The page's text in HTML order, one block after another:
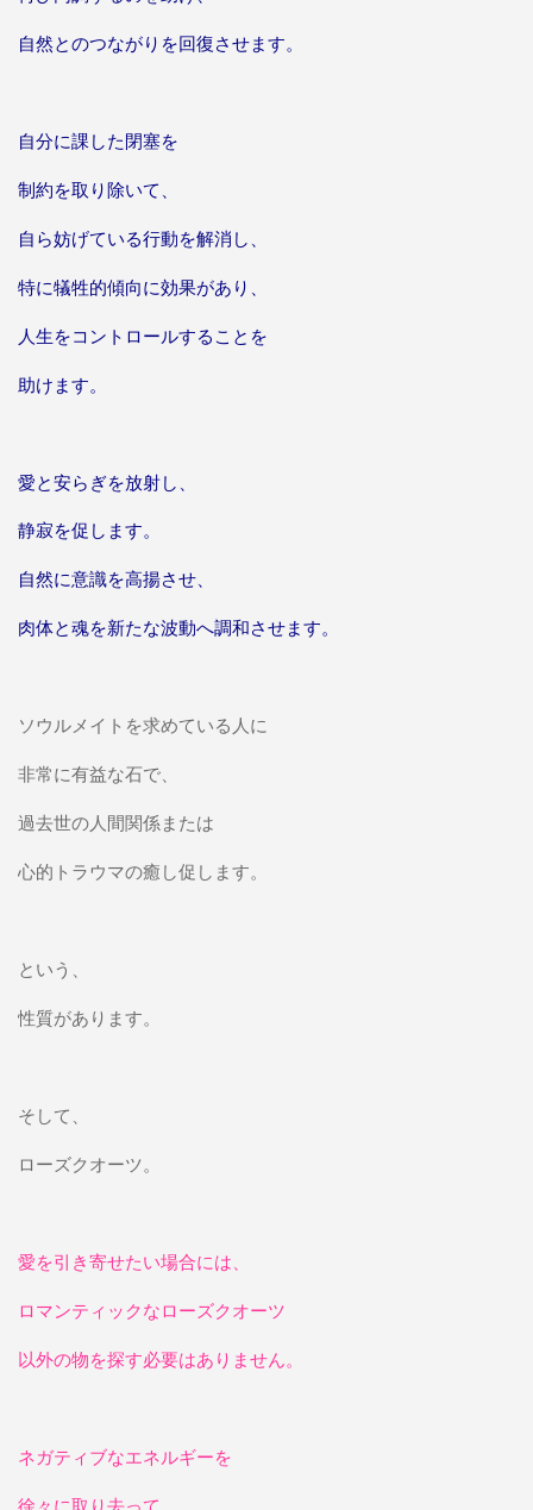
自然とのつながりを回復させます。
自分に課した閉塞を
制約を取り除いて、
自ら妨げている行動を解消し、
特に犠牲的傾向に効果があり、
人生をコントロールすることを
助けます。
愛と安らぎを放射し、
静寂を促します。
自然に意識を高揚させ、
肉体と魂を新たな波動へ調和させます。
ソウルメイトを求めている人に
非常に有益な石で、
過去世の人間関係または
心的トラウマの癒し促します。
という、
性質があります。
そして、
ローズクオーツ。
愛を引き寄せたい場合には、
ロマンティックなローズクオーツ
以外の物を探す必要はありません。
ネガティブなエネルギーを